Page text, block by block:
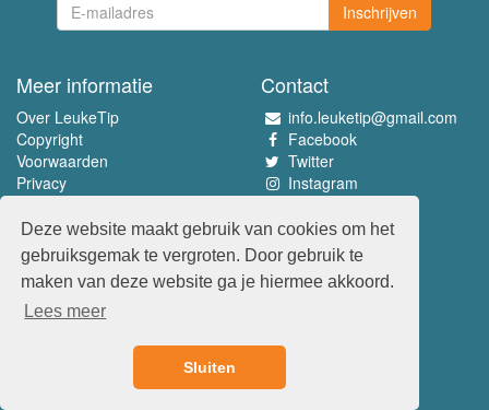
Deze website maakt gebruik van cookies om het
gebruiksgemak te vergroten. Door gebruik te
maken van deze website ga je hiermee akkoord.
Lees meer
Sluiten
Inschrijven
Meer informatie
Over LeukeTip
Copyright
Voorwaarden
Privacy
Contact
info.leuketip@gmail.com
Facebook
Twitter
Instagram
Beleef het allerleukste
www.leuketip.nl
www.leuketip.com
www.leuketip.de